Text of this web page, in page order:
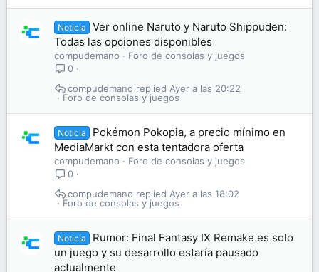
Noticia
Ver online Naruto y Naruto Shippuden:
Todas las opciones disponibles
compudemano
Foro de consolas y juegos
0
Foro de consolas y juegos
Ayer a las 20:22
compudemano
Noticia
Pokémon Pokopia, a precio mínimo en
MediaMarkt con esta tentadora oferta
compudemano
Foro de consolas y juegos
0
Foro de consolas y juegos
Ayer a las 18:02
compudemano
Noticia
Rumor: Final Fantasy IX Remake es solo
un juego y su desarrollo estaría pausado
actualmente